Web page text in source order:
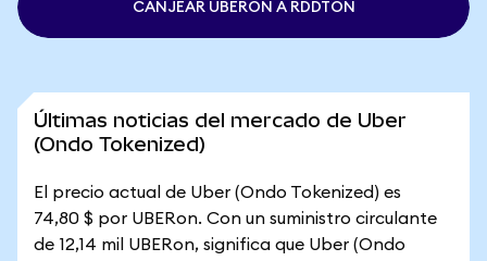
CANJEAR UBERON A RDDTON
Últimas noticias del mercado de Uber
(Ondo Tokenized)
El precio actual de Uber (Ondo Tokenized) es
74,80 $ por UBERon. Con un suministro circulante
de 12,14 mil UBERon, significa que Uber (Ondo